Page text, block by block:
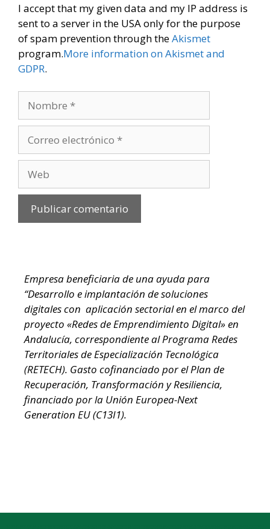
I accept that my given data and my IP address is
sent to a server in the USA only for the purpose
of spam prevention through theAkismet
program.More information on Akismet and
GDPR.
electrónico
Empresa beneficiaria de una ayuda para
“Desarrollo e implantación de soluciones
digitales con aplicación sectorial en el marco del
proyecto «Redes de Emprendimiento Digital» en
Andalucía, correspondiente al Programa Redes
Territoriales de Especialización Tecnológica
(RETECH). Gasto cofinanciado por el Plan de
Recuperación, Transformación y Resiliencia,
financiado por la Unión Europea-Next
Generation EU (C13I1).